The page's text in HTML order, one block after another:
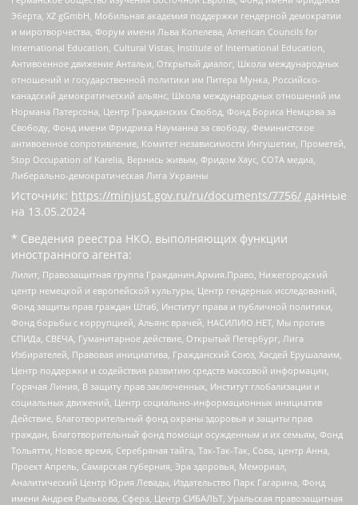
Эберта, XZ gGmbH, Мобильная академия поддержки гендерной демократии
и миротворчества, Форум имени Льва Копелева, American Councils for
International Education, Cultural Vistas, Institute of International Education,
Антивоенное движение Антальи, Открытый диалог, Школа международных
отношений и государственной политики им Питера Мунка, Российско-
канадский демократический альянс, Школа международных отношений им
Нормана Патерсона, Центр Гражданских Свобод, Фонд Бориса Немцова за
Свободу, Фонд имени Фридриха Науманна за свободу, Феминистское
антивоенное сопротивление, Комитет независимости Ингушетии, Прометей,
Stop Occupation of Karelia, Вернись живым, Фридом Хаус, СОТА медиа,
Либерально-демократическая Лига Украины
Источник: https://minjust.gov.ru/ru/documents/7756/ данные
на 13.05.2024
* Сведения реестра НКО, выполняющих функции
иностранного агента:
Лилит, Правозащитная группа Гражданин.Армия.Право, Нижегородский
центр немецкой и европейской культуры, Центр гендерных исследований,
Фонд защиты прав граждан Штаб, Институт права и публичной политики,
Фонд борьбы с коррупцией, Альянс врачей, НАСИЛИЮ.НЕТ, Мы против
СПИДа, СВЕЧА, Гуманитарное действие, Открытый Петербург, Лига
Избирателей, Правовая инициатива, Гражданский Союз, Хасдей Ерушалаим,
Центр поддержки и содействия развитию средств массовой информации,
Горячая Линия, В защиту прав заключенных, Институт глобализации и
социальных движений, Центр социально-информационных инициатив
Действие, Благотворительный фонд охраны здоровья и защиты прав
граждан, Благотворительный фонд помощи осужденным и их семьям, Фонд
Тольятти, Новое время, Серебряная тайга, Так-Так-Так, Сова, центр Анна,
Проект Апрель, Самарская губерния, Эра здоровья, Мемориал,
Аналитический Центр Юрия Левады, Издательство Парк Гагарина, Фонд
имени Андрея Рылькова, Сфера, Центр СИБАЛЬТ, Уральская правозащитная